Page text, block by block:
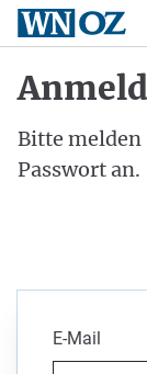
Bitte
Passwort an.
E-Mail